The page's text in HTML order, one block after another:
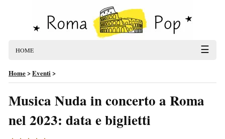
HOME ☰
Home>Eventi>
Musica Nuda in concerto a Roma
nel 2023: data e biglietti